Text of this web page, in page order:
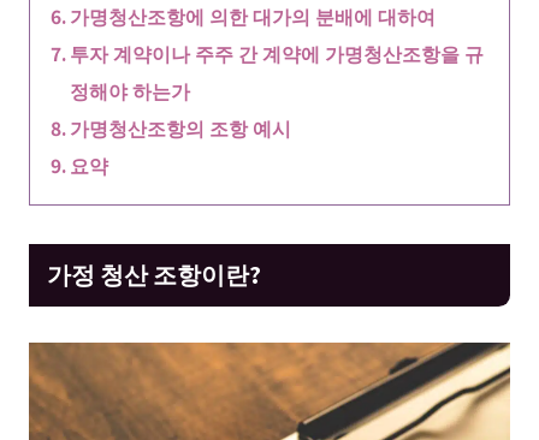
가명청산조항에 의한 대가의 분배에 대하여
투자 계약이나 주주 간 계약에 가명청산조항을 규
정해야 하는가
가명청산조항의 조항 예시
요약
가정 청산 조항이란?